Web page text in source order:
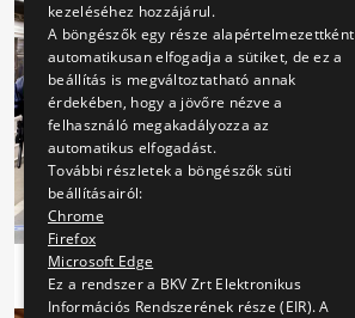
kezeléséhez hozzájárul.
A böngészők egy része alapértelmezettként
automatikusan elfogadja a sütiket, de ez a
beállítás is megváltoztatható annak
érdekében, hogy a jövőre nézve a
felhasználó megakadályozza az
automatikus elfogadást.
További részletek a böngészők süti
beállításairól:
Chrome
Firefox
Microsoft Edge
Ez a rendszer a BKV Zrt Elektronikus
Információs Rendszerének része (EIR). A